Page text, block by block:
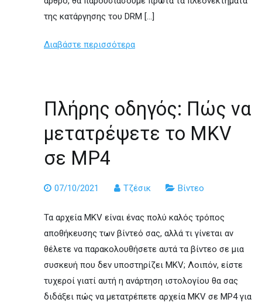
της κατάργησης του DRM […]
Διαβάστε περισσότερα
Πλήρης οδηγός: Πώς να
μετατρέψετε το MKV
σε MP4
07/10/2021 Τζέσικ Βίντεο
Τα αρχεία MKV είναι ένας πολύ καλός τρόπος
αποθήκευσης των βίντεό σας, αλλά τι γίνεται αν
θέλετε να παρακολουθήσετε αυτά τα βίντεο σε μια
συσκευή που δεν υποστηρίζει MKV; Λοιπόν, είστε
τυχεροί γιατί αυτή η ανάρτηση ιστολογίου θα σας
διδάξει πώς να μετατρέπετε αρχεία MKV σε MP4 για